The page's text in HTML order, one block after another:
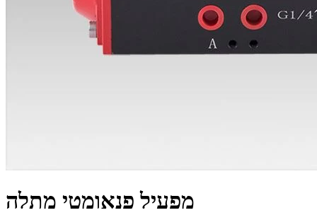
מפעיל פנאומטי מתלה